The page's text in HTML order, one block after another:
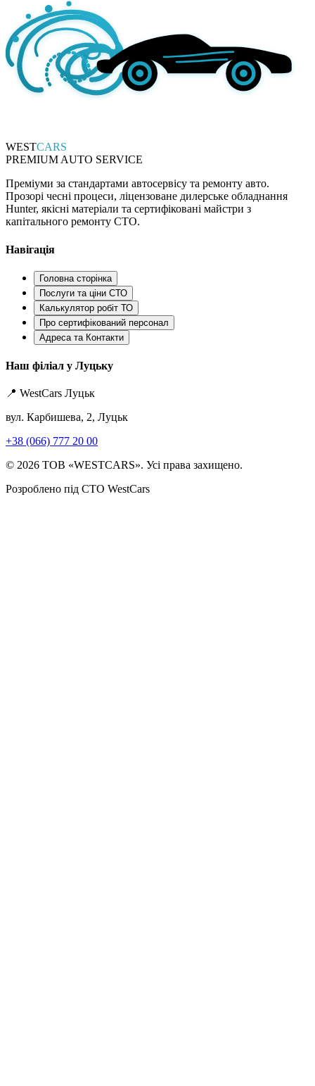
WESTCARS
PREMIUM AUTO SERVICE
Преміуми за стандартами автосервісу та ремонту авто.
Прозорі чесні процеси, ліцензоване дилерське обладнання
Hunter, якісні матеріали та сертифіковані майстри з
капітального ремонту СТО.
Навігація
Головна сторінка
Послуги та ціни СТО
Калькулятор робіт ТО
Про сертифікований персонал
Адреса та Контакти
Наш філіал у Луцьку
📍 WestCars Луцьк
вул. Карбишева, 2, Луцьк
+38 (066) 777 20 00
© 2026 ТОВ «WESTCARS». Усі права захищено.
Розроблено під СТО WestCars